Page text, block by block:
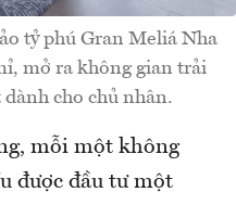
tỷ phú Gran Meliá Nha
mở ra không gian trải
cho chủ nhân.
mỗi một không
được đầu tư một